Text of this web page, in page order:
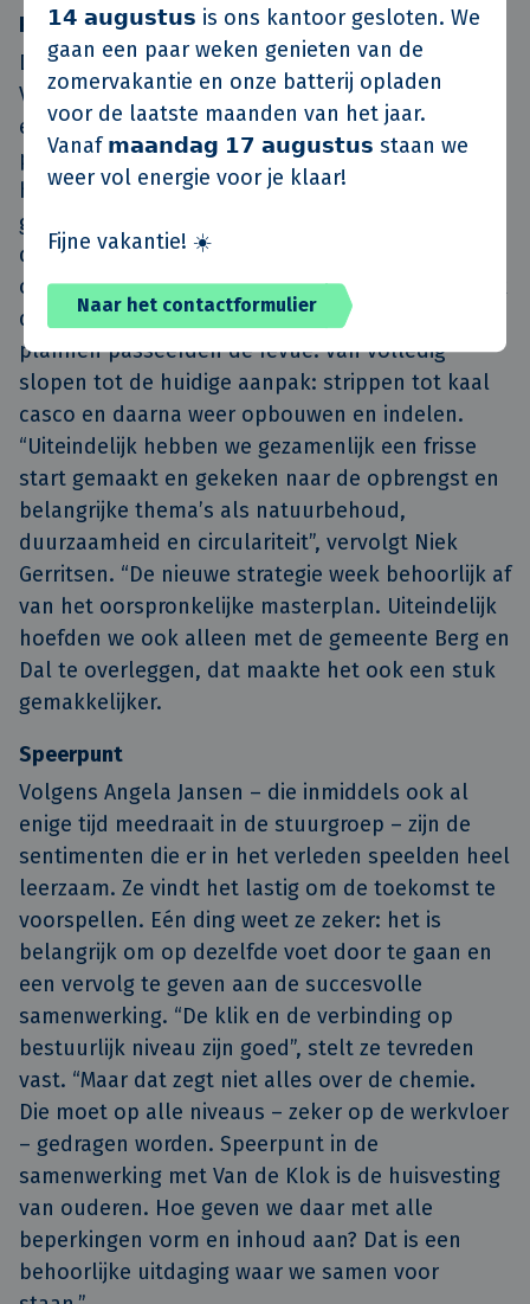
𝟭𝟰 𝗮𝘂𝗴𝘂𝘀𝘁𝘂𝘀 is ons kantoor gesloten. We
gaan een paar weken genieten van de
zomervakantie en onze batterij opladen
voor de laatste maanden van het jaar.
Vanaf 𝗺𝗮𝗮𝗻𝗱𝗮𝗴 𝟭𝟳 𝗮𝘂𝗴𝘂𝘀𝘁𝘂𝘀 staan we
weer vol energie voor je klaar!
Fijne vakantie! ☀️
Naar het contactformulier
Frisse start
De herontwikkeling van woonzorgcentrum De
Vijverhof in de bossen tussen Nijmegen en Berg
en Dal kent een lange geschiedenis. Bij het
project waren veel partijen betrokken. Zo moest
het College Sanering Zorginstellingen haar fiat
geven aan het project. En het hielp ook niet mee
dat de erfgrens tussen beide gemeentes dwars
over het terrein liep. Uiteindelijk won Van de Klok
de verplicht uitgeschreven tender. Diverse
plannen passeerden de revue: van volledig
slopen tot de huidige aanpak: strippen tot kaal
casco en daarna weer opbouwen en indelen.
“Uiteindelijk hebben we gezamenlijk een frisse
start gemaakt en gekeken naar de opbrengst en
belangrijke thema’s als natuurbehoud,
duurzaamheid en circulariteit”, vervolgt Niek
Gerritsen. “De nieuwe strategie week behoorlijk af
van het oorspronkelijke masterplan. Uiteindelijk
hoefden we ook alleen met de gemeente Berg en
Dal te overleggen, dat maakte het ook een stuk
gemakkelijker.
Speerpunt
Volgens Angela Jansen – die inmiddels ook al
enige tijd meedraait in de stuurgroep – zijn de
sentimenten die er in het verleden speelden heel
leerzaam. Ze vindt het lastig om de toekomst te
voorspellen. Eén ding weet ze zeker: het is
belangrijk om op dezelfde voet door te gaan en
een vervolg te geven aan de succesvolle
samenwerking. “De klik en de verbinding op
bestuurlijk niveau zijn goed”, stelt ze tevreden
vast. “Maar dat zegt niet alles over de chemie.
Die moet op alle niveaus – zeker op de werkvloer
– gedragen worden. Speerpunt in de
samenwerking met Van de Klok is de huisvesting
van ouderen. Hoe geven we daar met alle
beperkingen vorm en inhoud aan? Dat is een
behoorlijke uitdaging waar we samen voor